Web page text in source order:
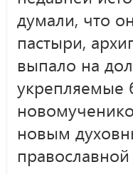
думали, что
пастыри,
выпало на
укрепляемые
новым